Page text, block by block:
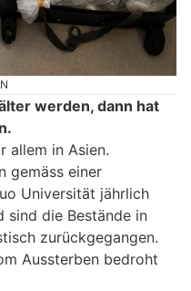
werden, dann hat
allem in Asien.
gemäss einer
Universität jährlich
sind die Bestände in
zurückgegangen.
Aussterben bedroht